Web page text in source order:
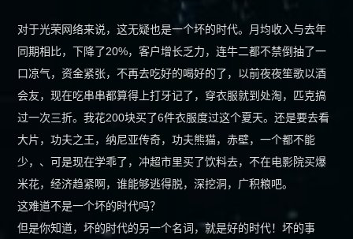
对于光荣网络来说，这无疑也是一个坏的时代。月均收入与去年
同期相比，下降了20%，客户增长乏力，连牛二都不禁倒抽了一
口凉气，资金紧张，不再去吃好的喝好的了，以前夜夜笙歌以酒
会友，现在吃串串都算得上打牙记了，穿衣服就到处淘，匹克搞
过一次三折。我花200块买了6件衣服度过这个夏天。还是要去看
大片，功夫之王，纳尼亚传奇，功夫熊猫，赤壁，一个都不能
少，、可是现在学乖了，冲超市里买了饮料去，不在电影院买爆
米花，经济趋紧啊，谁能够逃得脱，深挖洞，广积粮吧。
这难道不是一个坏的时代吗？
但是你知道，坏的时代的另一个名词，就是好的时代！坏的事